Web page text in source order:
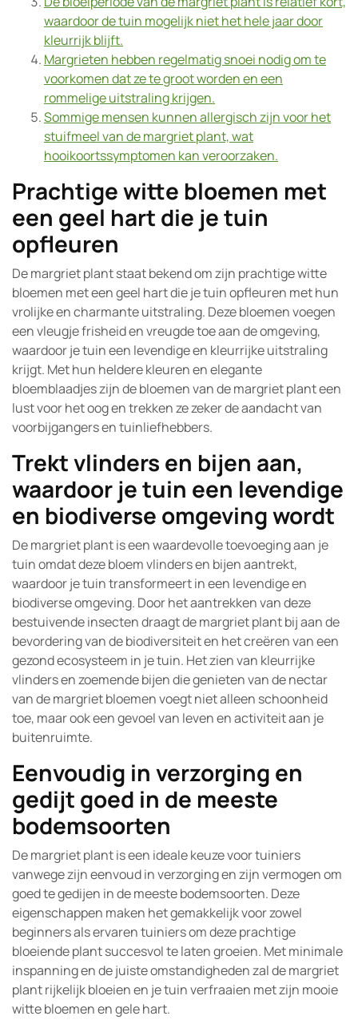
waardoor de tuin mogelijk niet het hele jaar door
kleurrijk blijft.
Margrieten hebben regelmatig snoei nodig om te
voorkomen dat ze te groot worden en een
rommelige uitstraling krijgen.
Sommige mensen kunnen allergisch zijn voor het
stuifmeel van de margriet plant, wat
hooikoortssymptomen kan veroorzaken.
Prachtige witte bloemen met
een geel hart die je tuin
opfleuren
De margriet plant staat bekend om zijn prachtige witte
bloemen met een geel hart die je tuin opfleuren met hun
vrolijke en charmante uitstraling. Deze bloemen voegen
een vleugje frisheid en vreugde toe aan de omgeving,
waardoor je tuin een levendige en kleurrijke uitstraling
krijgt. Met hun heldere kleuren en elegante
bloemblaadjes zijn de bloemen van de margriet plant een
lust voor het oog en trekken ze zeker de aandacht van
voorbijgangers en tuinliefhebbers.
Trekt vlinders en bijen aan,
waardoor je tuin een levendige
en biodiverse omgeving wordt
De margriet plant is een waardevolle toevoeging aan je
tuin omdat deze bloem vlinders en bijen aantrekt,
waardoor je tuin transformeert in een levendige en
biodiverse omgeving. Door het aantrekken van deze
bestuivende insecten draagt de margriet plant bij aan de
bevordering van de biodiversiteit en het creëren van een
gezond ecosysteem in je tuin. Het zien van kleurrijke
vlinders en zoemende bijen die genieten van de nectar
van de margriet bloemen voegt niet alleen schoonheid
toe, maar ook een gevoel van leven en activiteit aan je
buitenruimte.
Eenvoudig in verzorging en
gedijt goed in de meeste
bodemsoorten
De margriet plant is een ideale keuze voor tuiniers
vanwege zijn eenvoud in verzorging en zijn vermogen om
goed te gedijen in de meeste bodemsoorten. Deze
eigenschappen maken het gemakkelijk voor zowel
beginners als ervaren tuiniers om deze prachtige
bloeiende plant succesvol te laten groeien. Met minimale
inspanning en de juiste omstandigheden zal de margriet
plant rijkelijk bloeien en je tuin verfraaien met zijn mooie
witte bloemen en gele hart.